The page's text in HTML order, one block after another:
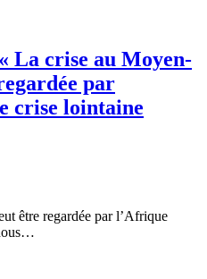
La crise au Moyen-
par
crise lointaine
être regardée par l’Afrique